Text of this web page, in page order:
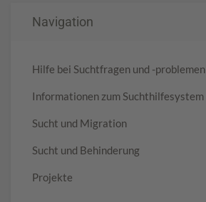
Navigation
Hilfe bei Suchtfragen und -problemen
Informationen zum Suchthilfesystem
Sucht und Migration
Sucht und Behinderung
Projekte